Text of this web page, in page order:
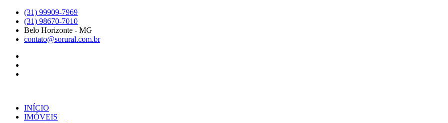
para
conteúdo
(31) 99909-7969
(31) 98670-7010
Belo Horizonte - MG
contato@sorural.com.br
INÍCIO
IMÓVEIS